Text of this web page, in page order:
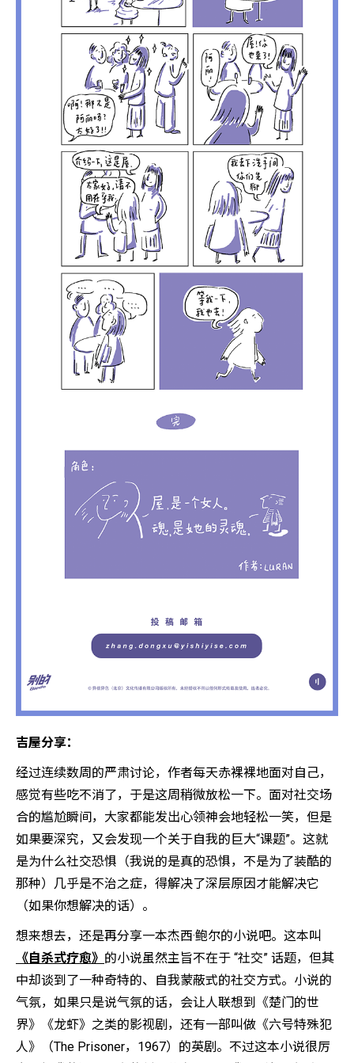
吉屋分享：
经过连续数周的严肃讨论，作者每天赤裸裸地面对自己，
感觉有些吃不消了，于是这周稍微放松一下。面对社交场
合的尴尬瞬间，大家都能发出心领神会地轻松一笑，但是
如果要深究，又会发现一个关于自我的巨大“课题”。这就
是为什么社交恐惧（我说的是真的恐惧，不是为了装酷的
那种）几乎是不治之症，得解决了深层原因才能解决它
（如果你想解决的话）。
想来想去，还是再分享一本杰西·鲍尔的小说吧。这本叫
《自杀式疗愈》 的小说虽然主旨不在于 “社交” 话题，但其
中却谈到了一种奇特的、自我蒙蔽式的社交方式。小说的
气氛，如果只是说气氛的话，会让人联想到《楚门的世
界》《龙虾》之类的影视剧，还有一部叫做《六号特殊犯
人》（The Prisoner，1967）的英剧。不过这本小说很厉